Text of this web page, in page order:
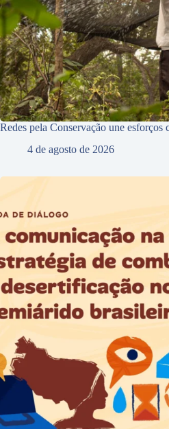
Redes pela Conservação une esforços
4 de agosto de 2026